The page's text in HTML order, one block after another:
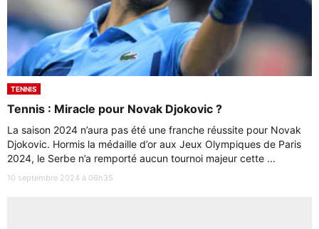
TENNIS
Tennis : Miracle pour Novak Djokovic ?
La saison 2024 n’aura pas été une franche réussite pour Novak
Djokovic. Hormis la médaille d’or aux Jeux Olympiques de Paris
2024, le Serbe n’a remporté aucun tournoi majeur cette ...
10 septembre 2024 à 06h35